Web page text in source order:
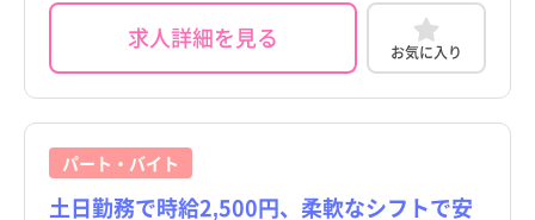
求人詳細を見る お気に入り
パート・バイト
土日勤務で時給2,500円、柔軟なシフトで安